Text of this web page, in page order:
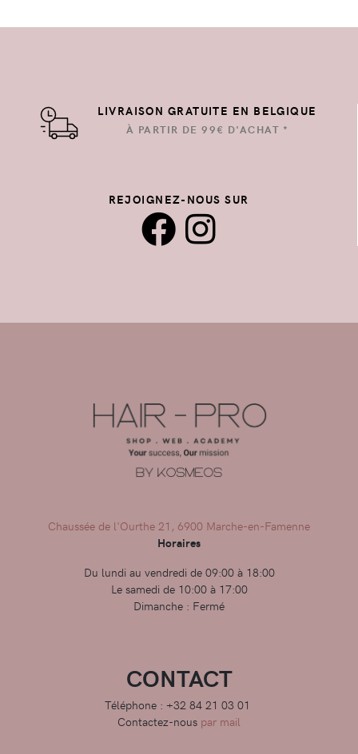
LIVRAISON GRATUITE EN BELGIQUE
À PARTIR DE 99€ D'ACHAT *
REJOIGNEZ-NOUS SUR
Chaussée de l'Ourthe 21, 6900 Marche-en-Famenne
Horaires
Du lundi au vendredi de 09:00 à 18:00
Le samedi de 10:00 à 17:00
Dimanche : Fermé
CONTACT
Téléphone : +32 84 21 03 01
Contactez-nous par mail